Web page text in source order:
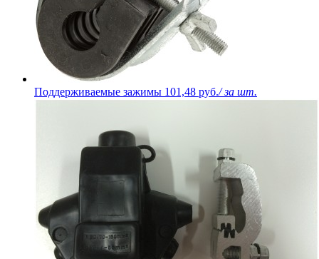
Поддерживаемые зажимы 101,48 руб./ за шт.